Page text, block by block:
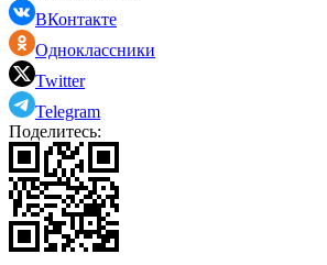
ВКонтакте
Одноклассники
Twitter
Telegram
Поделитесь: